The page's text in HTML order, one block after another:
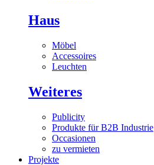
Haus
Möbel
Accessoires
Leuchten
Weiteres
Publicity
Produkte für B2B Industrie
Occasionen
zu vermieten
Projekte